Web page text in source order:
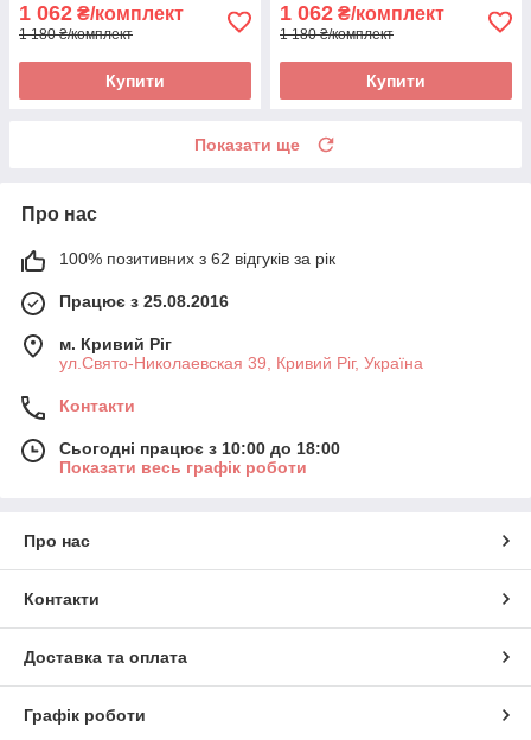
1 062 ₴/комплект
1 180 ₴/комплект
Купити
1 062 ₴/комплект
1 180 ₴/комплект
Купити
Показати ще
Про нас
100% позитивних з 62 відгуків за рік
Працює з 25.08.2016
м. Кривий Ріг
ул.Свято-Николаевская 39, Кривий Ріг, Україна
Контакти
Сьогодні працює з 10:00 до 18:00
Показати весь графік роботи
Про нас
Контакти
Доставка та оплата
Графік роботи